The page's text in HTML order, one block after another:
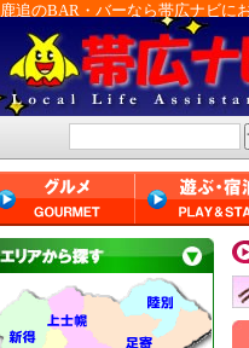
鹿追のBAR・バーなら帯広ナビに